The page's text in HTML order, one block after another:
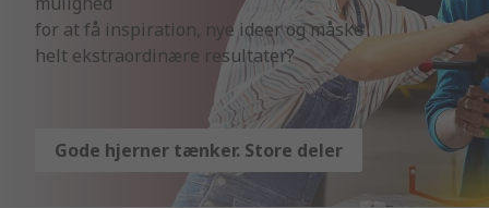
for at få inspiration, nye ideer og måske
helt ekstraordinære resultater?
Gode hjerner tænker. Store deler